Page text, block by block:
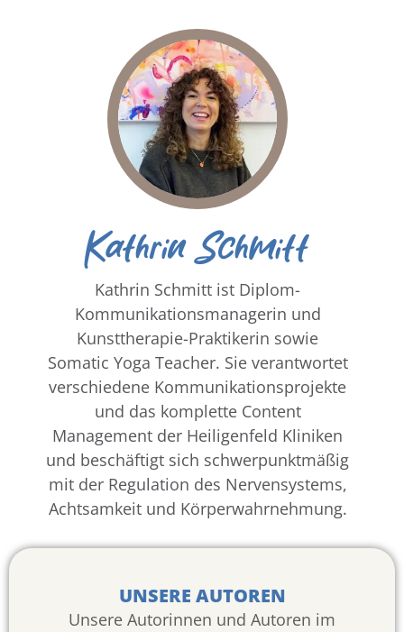
Kathrin Schmitt
Kathrin Schmitt ist Diplom-
Kommunikationsmanagerin und
Kunsttherapie-Praktikerin sowie
Somatic Yoga Teacher. Sie verantwortet
verschiedene Kommunikationsprojekte
und das komplette Content
Management der Heiligenfeld Kliniken
und beschäftigt sich schwerpunktmäßig
mit der Regulation des Nervensystems,
Achtsamkeit und Körperwahrnehmung.
UNSERE AUTOREN
Unsere Autorinnen und Autoren im